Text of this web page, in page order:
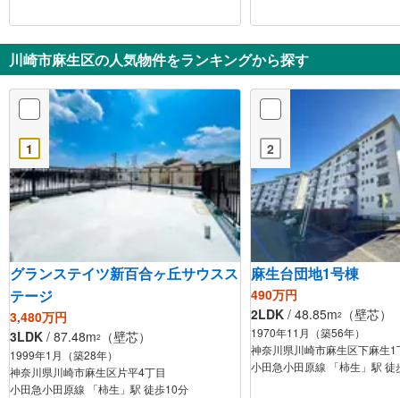
川崎市麻生区の人気物件をランキングから探す
1
グランステイツ新百合ヶ丘サウスス
テージ
3,480万円
3LDK / 87.48m2 （壁芯）
1999年1月（築28年）
神奈川県川崎市麻生区片平4丁目
小田急小田原線 「柿生」駅 徒歩10分
2
麻生台団地1号棟
490万円
2LDK / 48.85m2 （壁芯）
1970年11月（築56年）
神奈川県川崎市麻生区下麻生1
小田急小田原線 「柿生」駅 徒